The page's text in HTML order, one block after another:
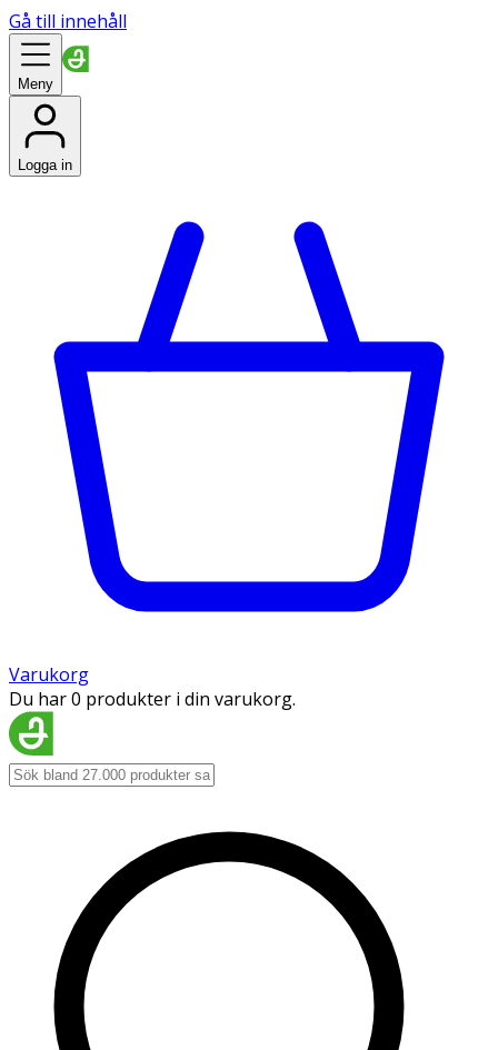
Gå till innehåll
Meny
Logga in
Varukorg
Du har 0 produkter i din varukorg.